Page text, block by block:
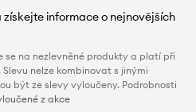
získejte informace o nejnovějších
se na nezlevněné produkty a platí při
Slevu nelze kombinovat s jinými
být ze slevy vyloučeny. Podrobnosti
z akce